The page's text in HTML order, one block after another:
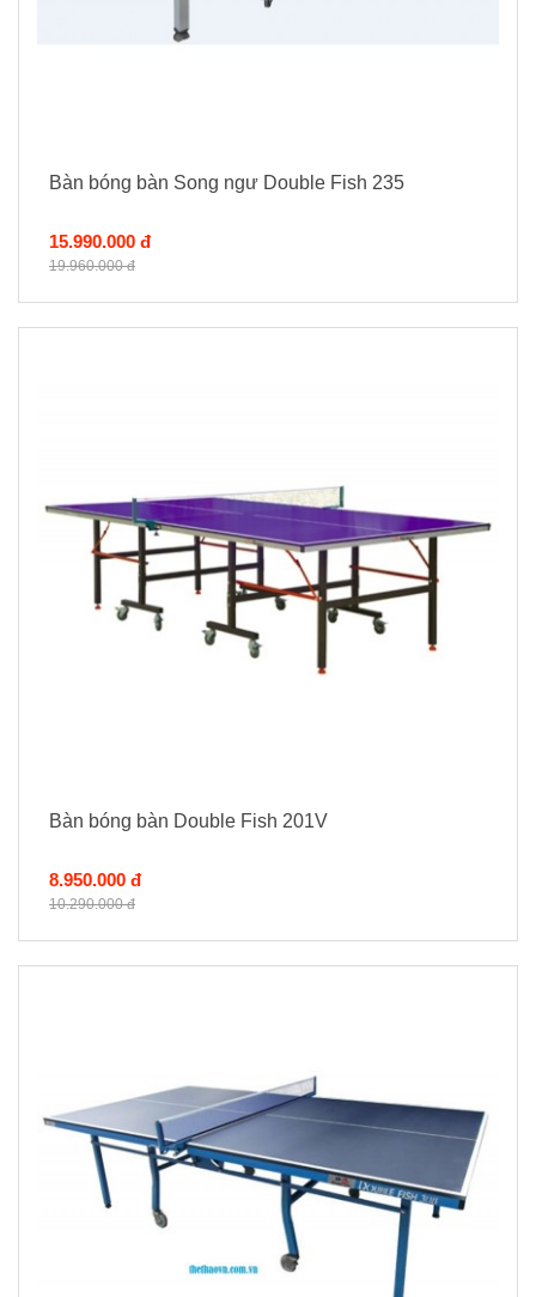
Bàn bóng bàn Song ngư Double Fish 235
15.990.000 đ
19.960.000 đ
Bàn bóng bàn Double Fish 201V
8.950.000 đ
10.290.000 đ